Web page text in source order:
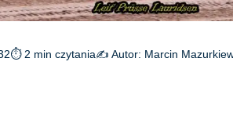
⏱ 2 min czytania✍️ Autor: Marcin